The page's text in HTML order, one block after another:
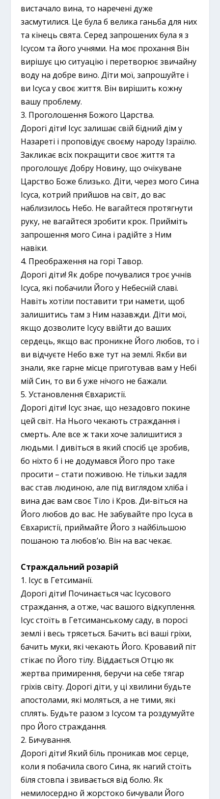
вистачало вина, то наречені дуже
засмутилися. Це була б велика ганьба для них
та кінець свята. Серед запрошених була я з
Ісусом та його учнями. На моє прохання Він
вирішує цю ситуацію і перетворює звичайну
воду на добре вино. Діти мої, запрошуйте і
ви Ісуса у своє життя. Він вирішить кожну
вашу проблему.
3. Проголошення Божого Царства.
Дорогі діти! Ісус залишає свій бідний дім у
Назареті і проповідує своєму народу Ізраїлю.
Закликає всіх покращити своє життя та
проголошує Добру Новину, що очікуване
Царство Боже близько. Діти, через мого Сина
Ісуса, котрий прийшов на світ, до вас
наблизилось Небо. Не вагайтеся протягнути
руку, не вагайтеся зробити крок. Прийміть
запрошення мого Сина і радійте з Ним
навіки.
4. Преображення на горі Тавор.
Дорогі діти! Як добре почувалися троє учнів
Ісуса, які побачили Його у Небесній славі.
Навіть хотіли поставити три намети, щоб
залишитись там з Ним назавжди. Діти мої,
якщо дозволите Ісусу ввійти до ваших
сердець, якщо вас проникне Його любов, то і
ви відчуєте Небо вже тут на землі. Якби ви
знали, яке гарне місце приготував вам у Небі
мій Син, то ви б уже нічого не бажали.
5. Установлення Євхаристії.
Дорогі діти! Ісус знає, що незадовго покине
цей світ. На Нього чекають страждання і
смерть. Але все ж таки хоче залишитися з
людьми. І дивіться в який спосіб це зробив,
бо ніхто б і не додумався Його про таке
просити – стати поживою. Не тільки задля
вас став людиною, але під виглядом хліба і
вина дає вам своє Тіло і Кров. Ди-віться на
Його любов до вас. Не забувайте про Ісуса в
Євхаристії, приймайте Його з найбільшою
пошаною та любов’ю. Він на вас чекає.
Страждальний розарій
1. Ісус в Гетсиманії.
Дорогі діти! Починається час Ісусового
страждання, а отже, час вашого відкуплення.
Ісус стоїть в Гетсиманському саду, в поросі
землі і весь трясеться. Бачить всі ваші гріхи,
бачить муки, які чекають Його. Кровавий піт
стікає по Його тілу. Віддається Отцю як
жертва примирення, беручи на себе тягар
гріхів світу. Дорогі діти, у ці хвилини будьте
апостолами, які моляться, а не тими, які
сплять. Будьте разом з Ісусом та роздумуйте
про Його страждання.
2. Бичування.
Дорогі діти! Який біль проникав моє серце,
коли я побачила свого Сина, як нагий стоїть
біля стовпа і звивається від болю. Як
немилосердно й жорстоко бичували Його